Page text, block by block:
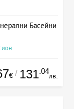
Басейни
€ / 131.04
лв.